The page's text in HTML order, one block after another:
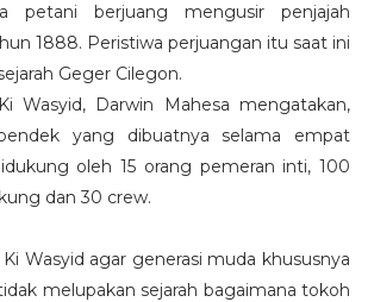
petani berjuang mengusir penjajah
1888. Peristiwa perjuangan itu saat ini
Geger Cilegon.
Wasyid, Darwin Mahesa mengatakan,
yang dibuatnya selama empat
oleh 15 orang pemeran inti, 100
dan 30 crew.
Wasyid agar generasi muda khususnya
melupakan sejarah bagaimana tokoh